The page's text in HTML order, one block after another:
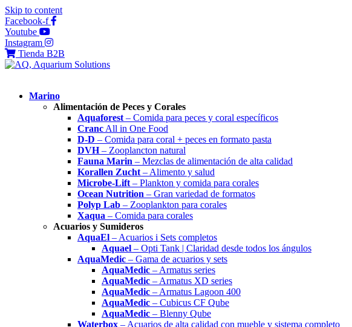
Skip to content
Facebook-f
Youtube
Instagram
Tienda B2B
Marino
Alimentación de Peces y Corales
Aquaforest – Comida para peces y coral específicos
Cranc All in One Food
D-D – Comida para coral + peces en formato pasta
DVH– Zooplancton natural
Fauna Marin – Mezclas de alimentación de alta calidad
Korallen Zucht – Alimento y salud
Microbe-Lift – Plankton y comida para corales
Ocean Nutrition – Gran variedad de formatos
Polyp Lab – Zooplankton para corales
Xaqua – Comida para corales
Acuarios y Sumideros
AquaEl – Acuarios i Sets completos
Aquael – Opti Tank | Claridad desde todos los ángulos
AquaMedic – Gama de acuarios y sets
AquaMedic – Armatus series
AquaMedic – Armatus XD series
AquaMedic – Armatus Lagoon 400
AquaMedic – Cubicus CF Qube
AquaMedic – Blenny Qube
Waterbox – Acuarios de alta calidad con mueble y sistema completo